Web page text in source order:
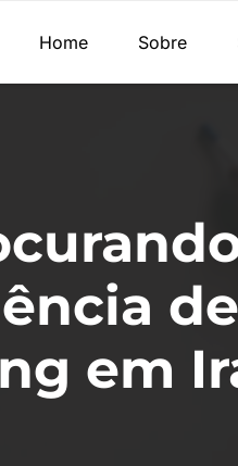
Home Sobre
de
em